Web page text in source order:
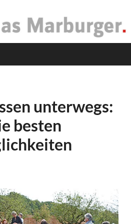
unterwegs:
besten